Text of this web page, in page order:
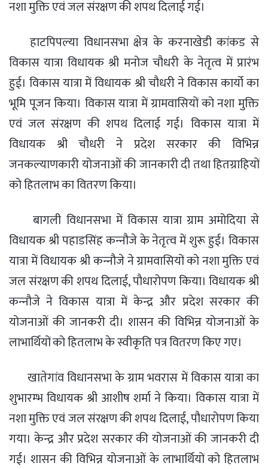
नशा मुक्ति एवं जल संरक्षण की शपथ दिलाई गई।
हाटपिपल्या विधानसभा क्षेत्र के करनाखेडी कांकड से
विकास यात्रा विधायक श्री मनोज चौधरी के नेतृत्व में प्रारंभ
हुई। विकास यात्रामें विधायक श्री चौधरी ने विकास कार्यो का
भूमि पूजन किया। विकास यात्रामें ग्रामवासियों को नशा मुक्ति
एवं जल संरक्षण की शपथ दिलाई गई। विकास यात्रा में
विधायक श्री चौधरी ने प्रदेश सरकार की विभिन्न
जनकल्याणकारी योजनाओं की जानकारी दी तथा हितग्राहियों
को हितलाभ का वितरण किया।
बागली विधानसभा में विकास यात्रा ग्राम अमोदियासे
विधायक श्री पहाडसिंह कन्‍नौजे के नेतृत्‍व में शुरू हुई। विकास
यात्रामें विधायक श्री कन्‍नौजे ने ग्रामवासियों को नशा मुक्ति एवं
जल संरक्षण की शपथ दिलाई,पौधारोपण किया। विधायक श्री
कन्‍नौजे ने विकास यात्रा में केन्‍द्र और प्रदेश सरकार की
योजनाओं की जानकरी दी। शासन की विभिन्न योजनाओं के
लाभार्थियों को हितलाभ के स्वीकृति पत्र वितरण किए गए।
खातेगांव विधानसभा के ग्रामभवरासमें विकास यात्रा का
शुभारम्‍भ विधायक श्री आशीष शर्मा ने किया। विकास यात्रा में
नशा मुक्ति एवं जल संरक्षण की शपथ दिलाई,पौधारोपण किया
गया। केन्‍द्र और प्रदेश सरकार की योजनाओं की जानकरी दी
गई। शासन की विभिन्न योजनाओं के लाभार्थियों को हितलाभ